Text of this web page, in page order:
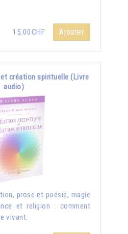
15.00CHF Ajouter
création spirituelle (Livre
audio)
prose et poésie, magie
et religion : comment
vivant.